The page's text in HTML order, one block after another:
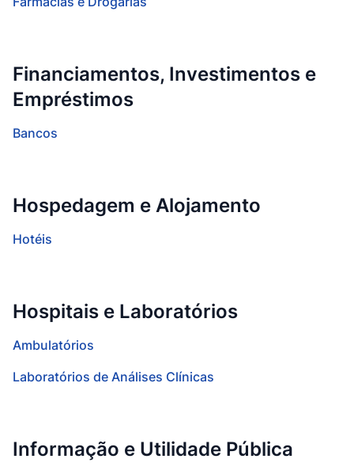
Financiamentos, Investimentos e
Empréstimos
Bancos
Hospedagem e Alojamento
Hotéis
Hospitais e Laboratórios
Ambulatórios
Laboratórios de Análises Clínicas
Informação e Utilidade Pública